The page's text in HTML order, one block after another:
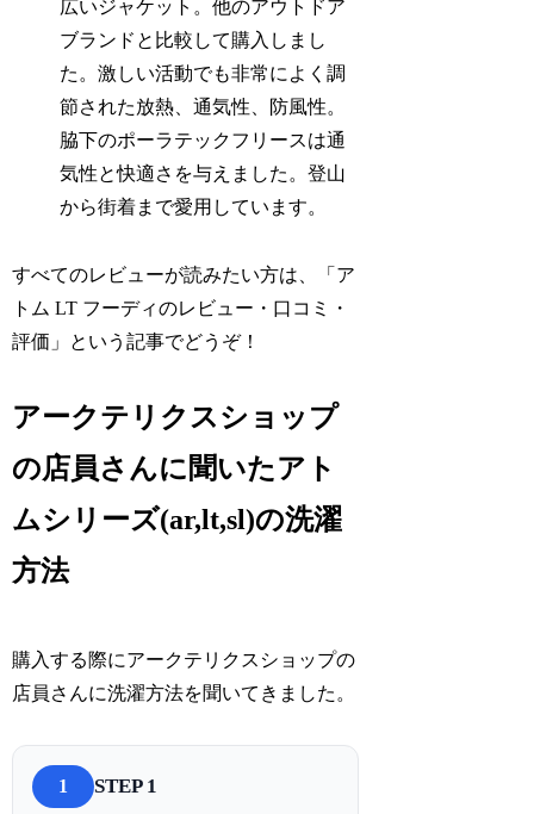
広いジャケット。他のアウトドア
ブランドと比較して購入しまし
た。激しい活動でも非常によく調
節された放熱、通気性、防風性。
脇下のポーラテックフリースは通
気性と快適さを与えました。登山
から街着まで愛用しています。
すべてのレビューが読みたい方は、「ア
トム LT フーディのレビュー・口コミ・
評価」という記事でどうぞ！
アークテリクスショップ
の店員さんに聞いたアト
ムシリーズ(ar,lt,sl)の洗濯
方法
購入する際にアークテリクスショップの
店員さんに洗濯方法を聞いてきました。
1 STEP 1